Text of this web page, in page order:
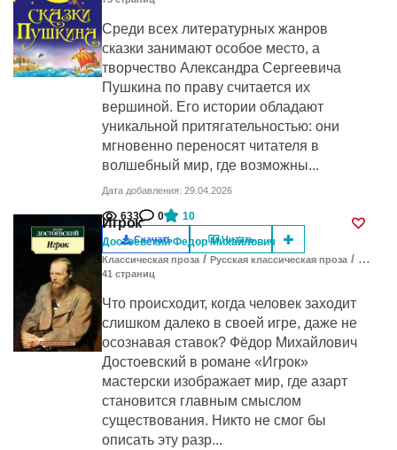
Среди всех литературных жанров
сказки занимают особое место, а
творчество Александра Сергеевича
Пушкина по праву считается их
вершиной. Его истории обладают
уникальной притягательностью: они
мгновенно переносят читателя в
волшебный мир, где возможны...
Дата добавления: 29.04.2026
633 0 10
Скачать Читать
Игрок
Достоевский Федор Михайлович
Классическая проза / Русская классическая проза / Проза
41 cтраниц
Что происходит, когда человек заходит
слишком далеко в своей игре, даже не
осознавая ставок? Фёдор Михайлович
Достоевский в романе «Игрок»
мастерски изображает мир, где азарт
становится главным смыслом
существования. Никто не смог бы
описать эту разр...